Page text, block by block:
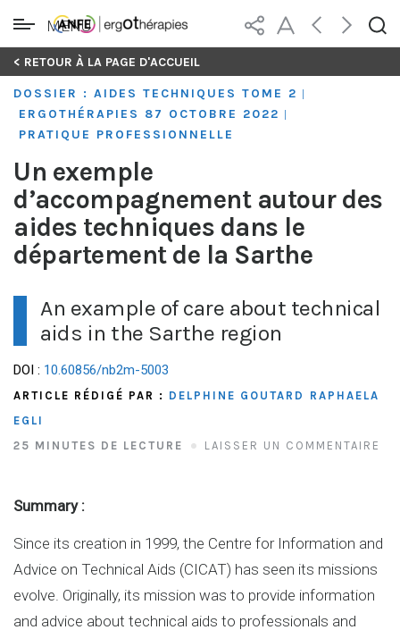
Skip
content
MENU
< RETOUR À LA PAGE D'ACCUEIL
DOSSIER : AIDES TECHNIQUES TOME 2
ERGOTHÉRAPIES 87 OCTOBRE 2022
PRATIQUE PROFESSIONNELLE
Un exemple
d’accompagnement autour des
aides techniques dans le
département de la Sarthe
An example of care about technical
aids in the Sarthe region
DOI : 10.60856/nb2m-5003
ARTICLE RÉDIGÉ PAR : DELPHINE GOUTARD
RAPHAELA
EGLI
25 MINUTES DE LECTURE
LAISSER UN COMMENTAIRE
Summary :
Since its creation in 1999, the Centre for Information and
Advice on Technical Aids (CICAT) has seen its missions
evolve. Originally, its mission was to provide information
and advice about technical aids to professionals and